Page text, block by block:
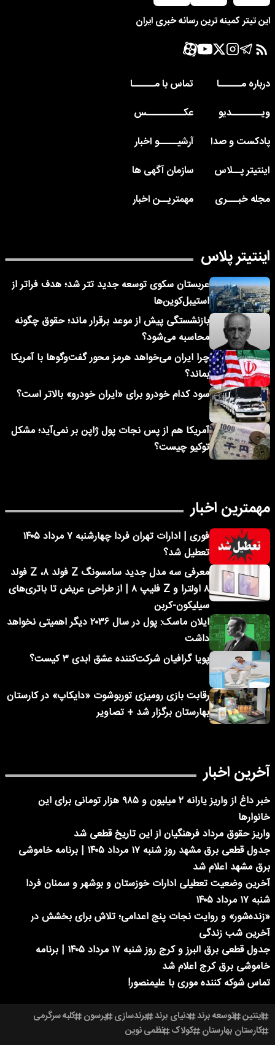
این تیتر کمینه ترین رسانه خبری ایران
درباره مــــــا
تماس با مــــــا
ویــــــــدیو
عکــــــــــس
پادکست و صدا
آرشیـــــو اخبار
اینتیتر پــلاس
سازمان آگهی ها
مجله خبـــری
مهمتریــن اخبار
اینتیتر پلاس
عربستان سکوی توسعه جدید تتر شد؛ هدف فراتر از
استیبل‌کوین‌ها
بازنشستگی پیش از موعد برقرار ماند؛ حقوق چگونه
محاسبه می‌شود؟
چرا ایران می‌خواهد هرمز محور گفت‌وگوها با آمریکا
بماند؟
سود کدام خودرو برای «ایران خودرو» بالاتر است؟
آمریکا هم از پس نجات پول ژاپن بر نمی‌آید؛ مشکل
توکیو چیست؟
مهمترین اخبار
فوری | ادارات تهران فردا چهارشنبه ۷ مرداد ۱۴۰۵
تعطیل شد؟
معرفی سه مدل جدید سامسونگ Z فولد ۸، Z فولد
۸ اولترا و Z فلیپ ۸ | از طراحی عریض تا باتری‌های
سیلیکون-کربن
ایلان ماسک: پول در سال ۲۰۳۶ دیگر اهمیتی نخواهد
داشت
پویا گرافیان شرکت‌کننده عشق ابدی ۳ کیست؟
رقابت بازی رومیزی توربوشوت «دایکاپ» در کارستان
بهارستان برگزار شد + تصاویر
آخرین اخبار
خبر داغ از واریز یارانه ۲ میلیون و ۹۸۵ هزار تومانی برای این
خانوارها
واریز حقوق مرداد فرهنگیان از این تاریخ قطعی شد
جدول قطعی برق مشهد روز شنبه ۱۷ مرداد ۱۴۰۵ | برنامه خاموشی
برق مشهد اعلام شد
آخرین وضعیت تعطیلی ادارات خوزستان و بوشهر و سمنان فردا
شنبه ۱۷ مرداد ۱۴۰۵
«زنده‌شور» و روایت نجات پنج اعدامی؛ تلاش برای بخشش در
آخرین شب زندگی
جدول قطعی برق البرز و کرج روز شنبه ۱۷ مرداد ۱۴۰۵ | برنامه
خاموشی برق کرج اعلام شد
تماس شوکه کننده موری با علیمنصور!
اینتین توسعه برند دنیای برند برندسازی پرسون کلبه سرگرمی
کارستان بهارستان کولاک نظمی نوین